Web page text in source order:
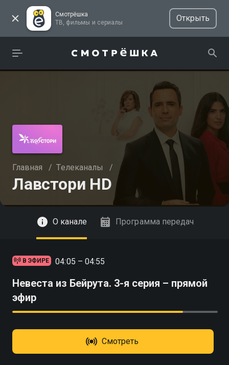
Смотрёшка
ТВ, фильмы и сериалы
Открыть
Главная / Телеканалы /
Лавстори HD
Смотреть
О канале Программа передач
В ЭФИРЕ 04:05 – 04:55
Невеста из Бейрута. 3-я серия – прямой
эфир
Смотреть